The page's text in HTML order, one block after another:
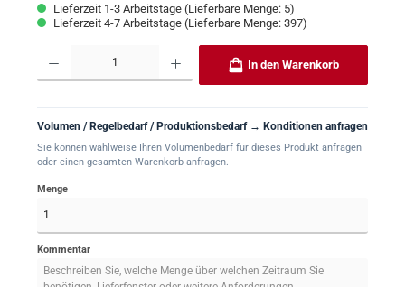
Lieferzeit 1-3 Arbeitstage (Lieferbare Menge: 5)
Lieferzeit 4-7 Arbeitstage (Lieferbare Menge: 397)
Produkt Anzahl: Gib den gewünschten Wert ein oder benutze die Schaltflächen
In den Warenkorb
Volumen / Regelbedarf / Produktionsbedarf → Konditionen anfragen
Sie können wahlweise Ihren Volumenbedarf für dieses Produkt anfragen
oder einen gesamten Warenkorb anfragen.
Menge
Kommentar